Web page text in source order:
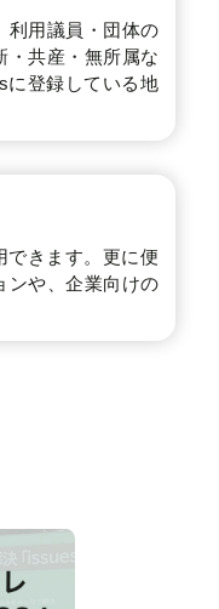
利用議員・団体の
・共産・無所属な
に登録している地
できます。更に便
ンや、企業向けの